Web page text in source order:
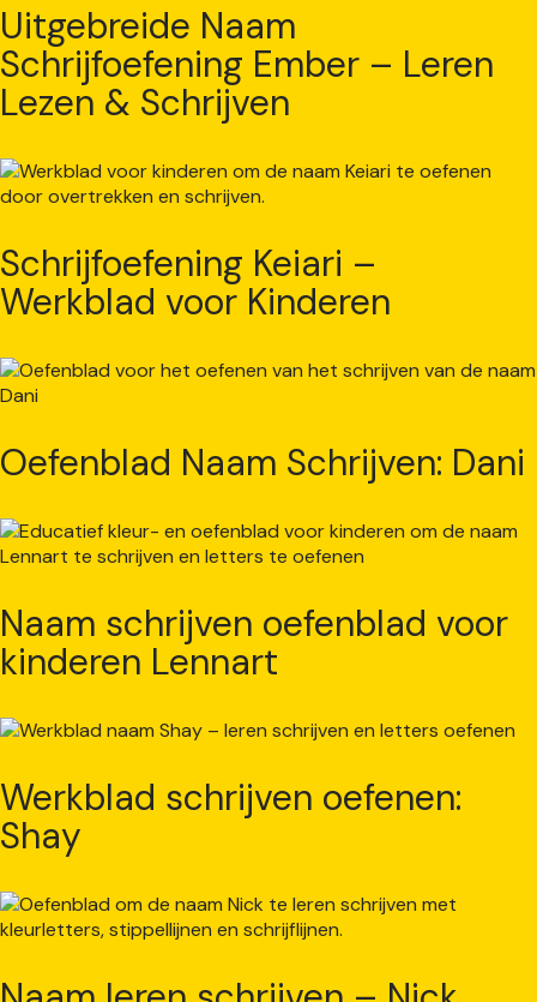
Uitgebreide Naam
Schrijfoefening Ember – Leren
Lezen & Schrijven
Schrijfoefening Keiari –
Werkblad voor Kinderen
Oefenblad Naam Schrijven: Dani
Naam schrijven oefenblad voor
kinderen Lennart
Werkblad schrijven oefenen:
Shay